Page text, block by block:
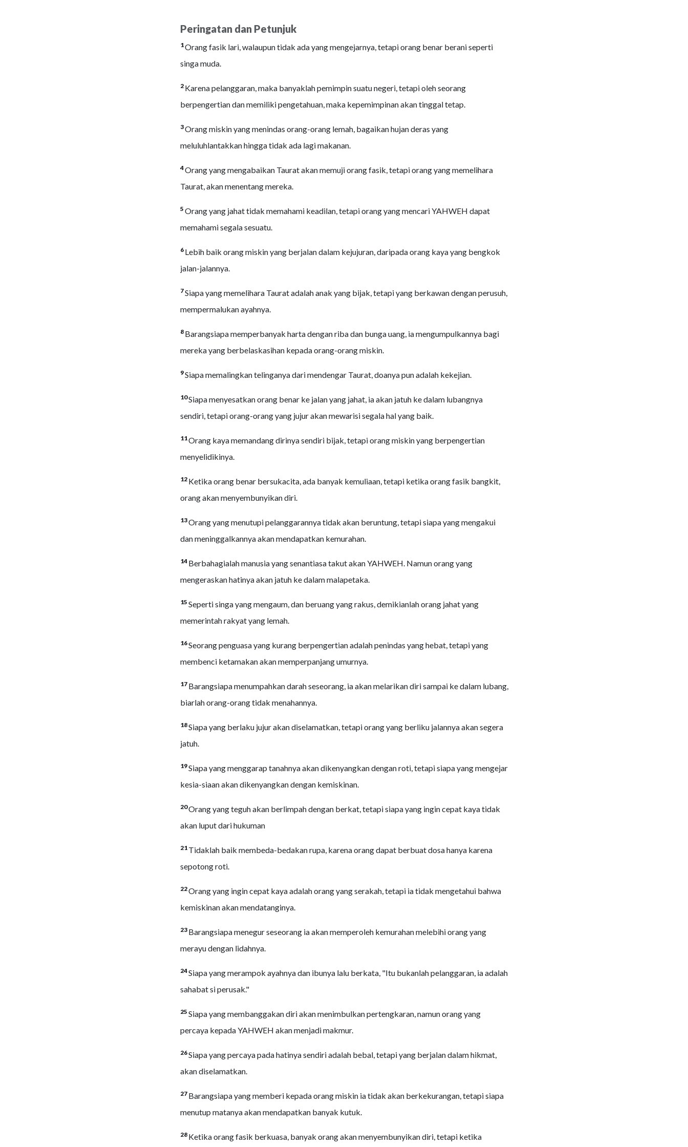
Peringatan dan Petunjuk
1Orang fasik lari, walaupun tidak ada yang mengejarnya, tetapi orang benar berani seperti
singa muda.
2 Karena pelanggaran, maka banyaklah pemimpin suatu negeri, tetapi oleh seorang
berpengertian dan memiliki pengetahuan, maka kepemimpinan akan tinggal tetap.
3Orang miskin yang menindas orang-orang lemah, bagaikan hujan deras yang
meluluhlantakkan hingga tidak ada lagi makanan.
4Orang yang mengabaikan Taurat akan memuji orang fasik, tetapi orang yang memelihara
Taurat, akan menentang mereka.
5 Orang yang jahat tidak memahami keadilan, tetapi orang yang mencari YAHWEH dapat
memahami segala sesuatu.
6 Lebih baik orang miskin yang berjalan dalam kejujuran, daripada orang kaya yang bengkok
jalan-jalannya.
7Siapa yang memelihara Taurat adalah anak yang bijak, tetapi yang berkawan dengan perusuh,
mempermalukan ayahnya.
8 Barangsiapa memperbanyak harta dengan riba dan bunga uang, ia mengumpulkannya bagi
mereka yang berbelaskasihan kepada orang-orang miskin.
9Siapa memalingkan telinganya dari mendengar Taurat, doanya pun adalah kekejian.
10Siapa menyesatkan orang benar ke jalan yang jahat, ia akan jatuh ke dalam lubangnya
sendiri, tetapi orang-orang yang jujur akan mewarisi segala hal yang baik.
11Orang kaya memandang dirinya sendiri bijak, tetapi orang miskin yang berpengertian
menyelidikinya.
12 Ketika orang benar bersukacita, ada banyak kemuliaan, tetapi ketika orang fasik bangkit,
orang akan menyembunyikan diri.
13Orang yang menutupi pelanggarannya tidak akan beruntung, tetapi siapa yang mengakui
dan meninggalkannya akan mendapatkan kemurahan.
14 Berbahagialah manusia yang senantiasa takut akan YAHWEH. Namun orang yang
mengeraskan hatinya akan jatuh ke dalam malapetaka.
15 Seperti singa yang mengaum, dan beruang yang rakus, demikianlah orang jahat yang
memerintah rakyat yang lemah.
16Seorang penguasa yang kurang berpengertian adalah penindas yang hebat, tetapi yang
membenci ketamakan akan memperpanjang umurnya.
17 Barangsiapa menumpahkan darah seseorang, ia akan melarikan diri sampai ke dalam lubang,
biarlah orang-orang tidak menahannya.
18Siapa yang berlaku jujur akan diselamatkan, tetapi orang yang berliku jalannya akan segera
jatuh.
19Siapa yang menggarap tanahnya akan dikenyangkan dengan roti, tetapi siapa yang mengejar
kesia-siaan akan dikenyangkan dengan kemiskinan.
20Orang yang teguh akan berlimpah dengan berkat, tetapi siapa yang ingin cepat kaya tidak
akan luput dari hukuman
21 Tidaklah baik membeda-bedakan rupa, karena orang dapat berbuat dosa hanya karena
sepotong roti.
22Orang yang ingin cepat kaya adalah orang yang serakah, tetapi ia tidak mengetahui bahwa
kemiskinan akan mendatanginya.
23 Barangsiapa menegur seseorang ia akan memperoleh kemurahan melebihi orang yang
merayu dengan lidahnya.
24Siapa yang merampok ayahnya dan ibunya lalu berkata, "Itu bukanlah pelanggaran, ia adalah
sahabat si perusak."
25 Siapa yang membanggakan diri akan menimbulkan pertengkaran, namun orang yang
percaya kepada YAHWEH akan menjadi makmur.
26Siapa yang percaya pada hatinya sendiri adalah bebal, tetapi yang berjalan dalam hikmat,
akan diselamatkan.
27 Barangsiapa yang memberi kepada orang miskin ia tidak akan berkekurangan, tetapi siapa
menutup matanya akan mendapatkan banyak kutuk.
28 Ketika orang fasik berkuasa, banyak orang akan menyembunyikan diri, tetapi ketika